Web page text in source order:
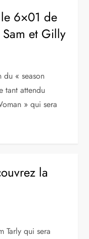
6×01 de
et Gilly
du « season
tant attendu
» qui sera
la
Tarly qui sera